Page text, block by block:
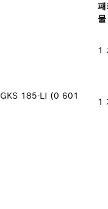
물
1
185-LI (0 601
1